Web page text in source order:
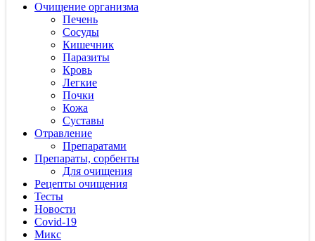
Очищение организма
Печень
Сосуды
Кишечник
Паразиты
Кровь
Легкие
Почки
Кожа
Суставы
Отравление
Препаратами
Препараты, сорбенты
Для очищения
Рецепты очищения
Тесты
Новости
Covid-19
Микс